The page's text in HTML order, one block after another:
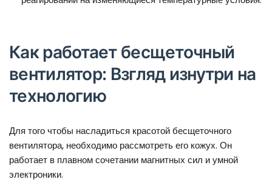
Как работает бесщеточный
вентилятор: Взгляд изнутри на
технологию
Для того чтобы насладиться красотой бесщеточного
вентилятора, необходимо рассмотреть его кожух. Он
работает в плавном сочетании магнитных сил и умной
электроники.